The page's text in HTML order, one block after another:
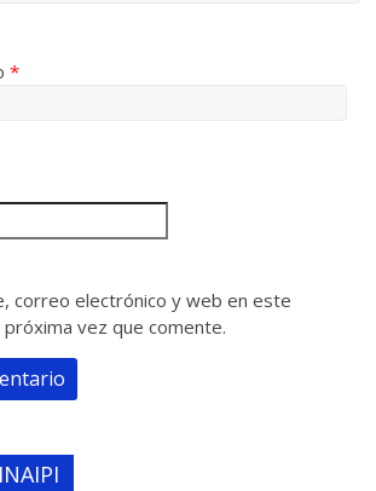
*
correo electrónico y web en este
vez que comente.